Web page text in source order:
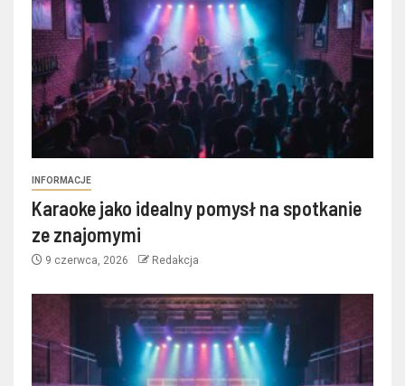
INFORMACJE
Karaoke jako idealny pomysł na spotkanie
ze znajomymi
9 czerwca, 2026 Redakcja